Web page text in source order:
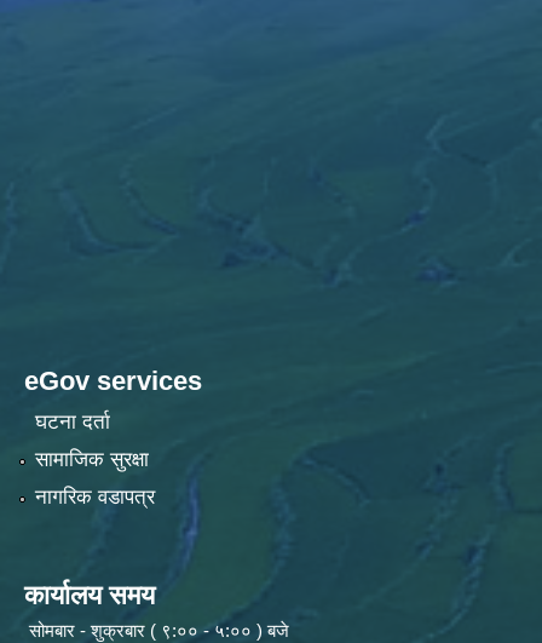
eGov services
घटना दर्ता
सामाजिक सुरक्षा
नागरिक वडापत्र
कार्यालय समय
सोमबार - शुक्रबार ( ९:०० - ५:०० ) बजे